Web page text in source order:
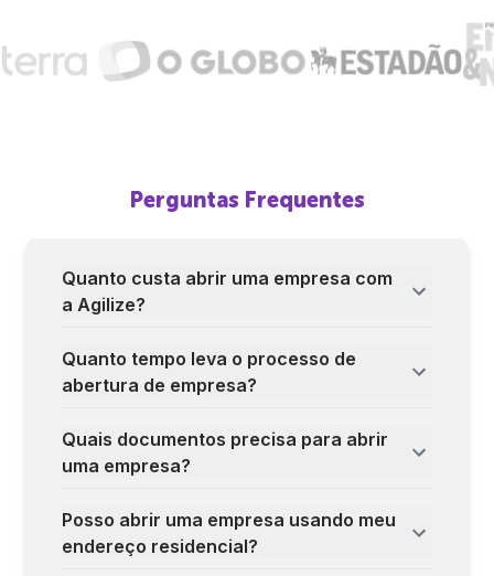
Perguntas Frequentes
Quanto custa abrir uma empresa com
a Agilize?
Quanto tempo leva o processo de
abertura de empresa?
Quais documentos precisa para abrir
uma empresa?
Posso abrir uma empresa usando meu
endereço residencial?